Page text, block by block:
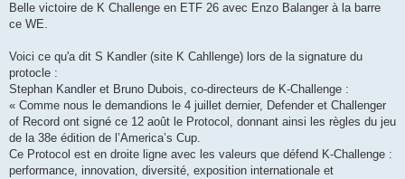
Belle victoire de K Challenge en ETF 26 avec Enzo Balanger à la barre
ce WE.
Voici ce qu'a dit S Kandler (site K Cahllenge) lors de la signature du
protocle :
Stephan Kandler et Bruno Dubois, co-directeurs de K-Challenge :
« Comme nous le demandions le 4 juillet dernier, Defender et Challenger
of Record ont signé ce 12 août le Protocol, donnant ainsi les règles du jeu
de la 38e édition de l’America’s Cup.
Ce Protocol est en droite ligne avec les valeurs que défend K-Challenge :
performance, innovation, diversité, exposition internationale et